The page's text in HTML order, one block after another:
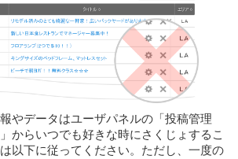
やデータはユーザパネルの「投稿管理
からいつでも好きな時にさくじょするこ
以下に従ってください。ただし、一度の